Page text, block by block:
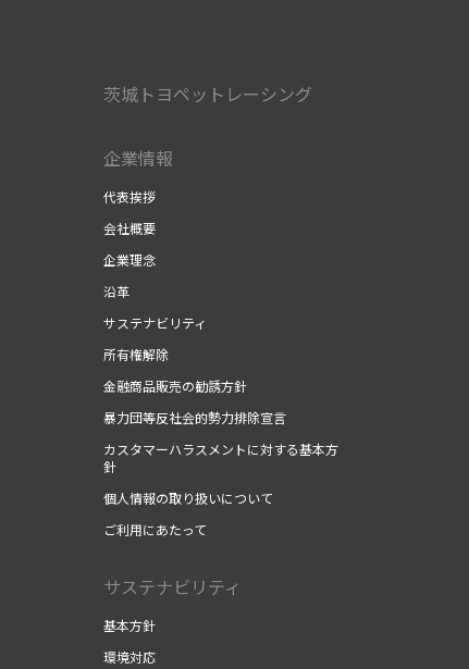
茨城トヨペットレーシング
企業情報
代表挨拶
会社概要
企業理念
沿革
サステナビリティ
所有権解除
金融商品販売の勧誘方針
暴力団等反社会的勢力排除宣言
カスタマーハラスメントに対する基本方
針
個人情報の取り扱いについて
ご利用にあたって
サステナビリティ
基本方針
環境対応